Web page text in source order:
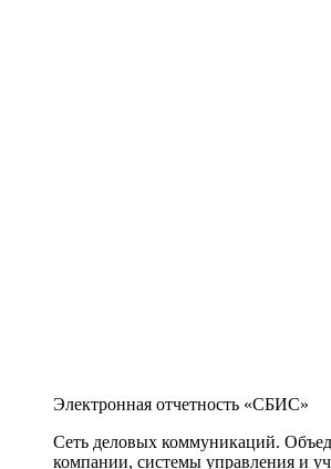
Электронная отчетность «СБИС»
Сеть деловых коммуникаций.
компании, системы управления и